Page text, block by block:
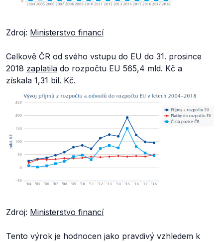
Zdroj: Ministerstvo financí
Celkově ČR od svého vstupu do EU do 31. prosince
2018 zaplatila do rozpočtu EU 565,4 mld. Kč a
získala 1,31 bil. Kč.
Zdroj: Ministerstvo financí
Tento výrok je hodnocen jako pravdivý vzhledem k